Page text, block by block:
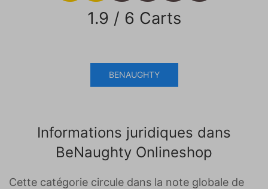
1.9 / 6 Carts
BENAUGHTY
Informations juridiques dans
BeNaughty Onlineshop
Cette catégorie circule dans la note globale de